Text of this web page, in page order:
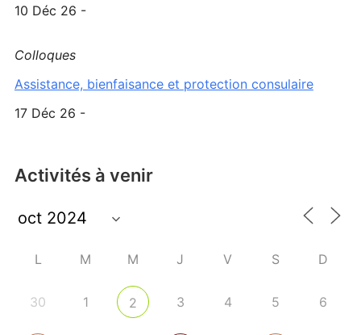
10 Déc 26 -
Colloques
Assistance, bienfaisance et protection consulaire
17 Déc 26 -
Activités à venir
L M M J V S D
30 1 2 3 4 5 6